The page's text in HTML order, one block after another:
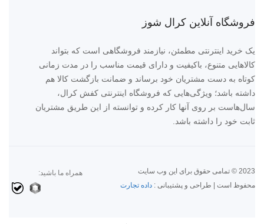
فروشگاه آنلاین کرال شوز
یک خرید اینترنتی مطمئن، نیازمند فروشگاهی است که بتواند
کالاهایی متنوع، باکیفیت و دارای قیمت مناسب را در مدت زمانی
کوتاه به دست مشتریان خود برساند و ضمانت بازگشت کالا هم
داشته باشد؛ ویژگی‌هایی که فروشگاه اینترنتی کفش کرال،
سال‌هاست بر روی آنها کار کرده و توانسته از این طریق مشتریان
ثابت خود را داشته باشد.
2023 © تمامی حقوق برای این وب سایت
محفوظ است | طراحی و پشتیبانی : داده تجارت
همراه ما باشید: